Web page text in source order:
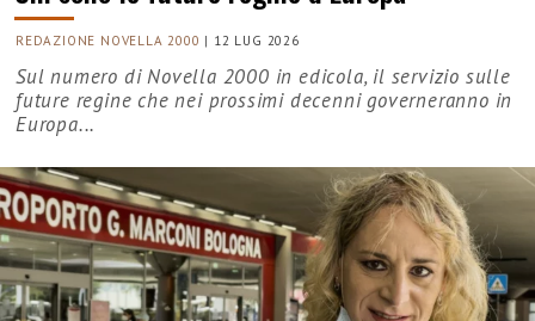
REDAZIONE NOVELLA 2000 | 12 LUG 2026
Sul numero di Novella 2000 in edicola, il servizio sulle
future regine che nei prossimi decenni governeranno in
Europa...